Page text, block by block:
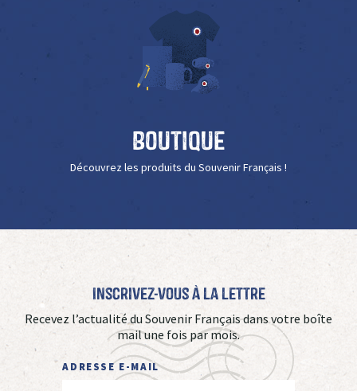
Boutique
Découvrez les produits du Souvenir Français !
Inscrivez-vous à La Lettre
Recevez l’actualité du Souvenir Français dans votre boîte
mail une fois par mois.
ADRESSE E-MAIL